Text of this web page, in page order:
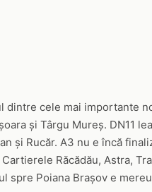
dintre cele mai importante
și Târgu Mureș. DN11
și Rucăr. A3 nu e încă
Răcădău, Astra,
spre Poiana Brașov e